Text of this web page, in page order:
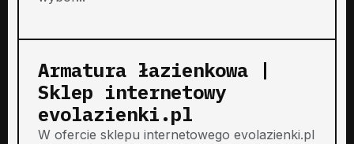
Armatura łazienkowa |
Sklep internetowy
evolazienki.pl
W ofercie sklepu internetowego evolazienki.pl